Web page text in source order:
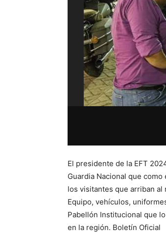
El presidente de la EFT
Guardia Nacional que
los visitantes que arriban al
Equipo, vehículos,
Pabellón Institucional que
en la región. Boletín Oficial